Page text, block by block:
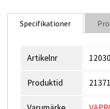
Specifikationer
Artikelnr
Produktid 21371